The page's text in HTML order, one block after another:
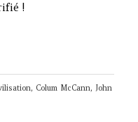
!
(18, 19 et 20)
, Colum McCann, John